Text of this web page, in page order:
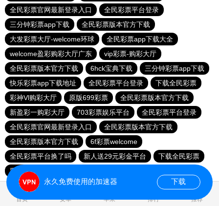
全民彩票官网最新登录入口
全民彩票平台登录
三分钟彩票app下载
全民彩票版本官方下载
大发彩票大厅-welcome环球
全民彩票app下载大全
welcome盈彩购彩大厅广东
vip彩票-购彩大厅
全民彩票版本官方下载
6hck宝典下载
三分钟彩票app下载
快乐彩票app下载地址
全民彩票平台登录
下载全民彩票
彩神Vl购彩大厅
原版699彩票
全民彩票版本官方下载
新盈彩一购彩大厅
703彩票娱乐平台
全民彩票平台登录
全民彩票官网最新登录入口
全民彩票版本官方下载
全民彩票版本官方下载
6f彩票welcome
全民彩票平台换了吗
新人送29元彩金平台
下载全民彩票
彩神Vl购彩大厅
首页 安卓 苹果 排行 推荐
永久免费使用的加速器 下载
0.022130s